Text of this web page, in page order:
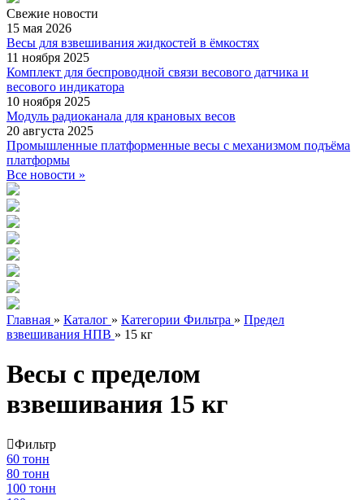
Свежие новости
15 мая 2026
Весы для взвешивания жидкостей в ёмкостях
11 ноября 2025
Комплект для беспроводной связи весового датчика и
весового индикатора
10 ноября 2025
Модуль радиоканала для крановых весов
20 августа 2025
Промышленные платформенные весы с механизмом подъёма
платформы
Все новости »
Главная » Каталог » Категории Фильтра » Предел
взвешивания НПВ » 15 кг
Весы с пределом
взвешивания 15 кг
Фильтр
60 тонн
80 тонн
100 тонн